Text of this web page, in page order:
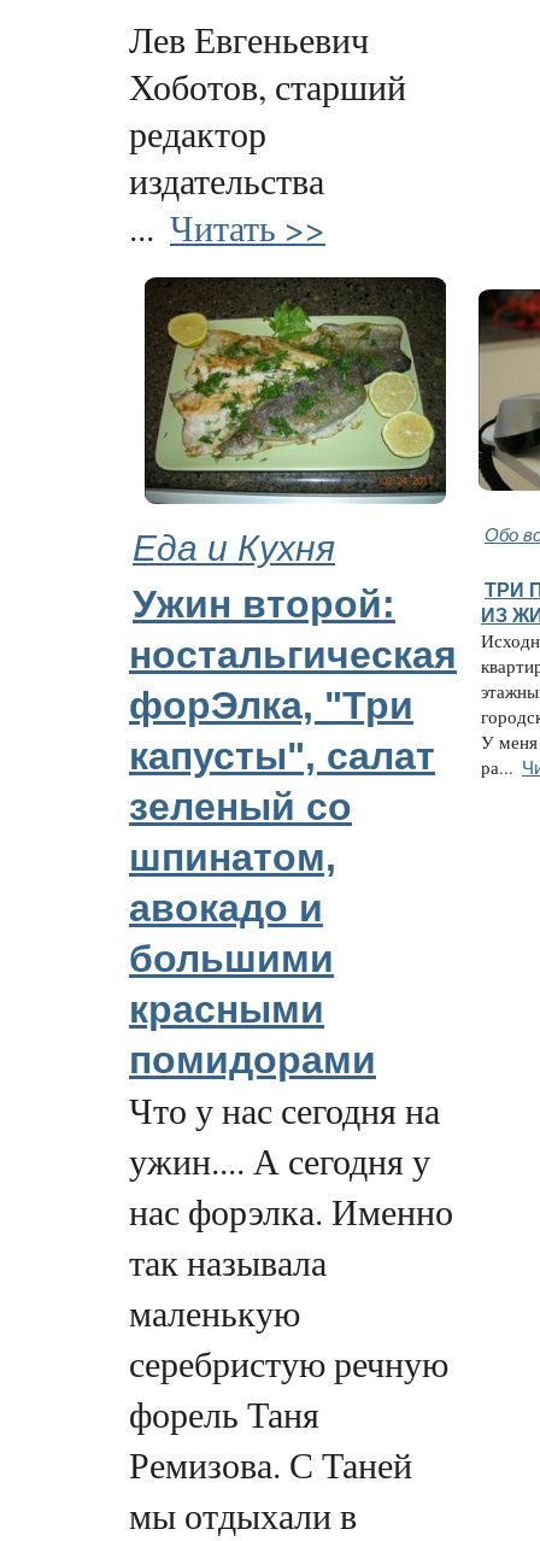
Лев Евгеньевич
Хоботов, старший
редактор
издательства
... Читать >>
Еда и Кухня Обо
Ужин второй:
ностальгическая
форЭлка, "Три
капусты", салат
зеленый со
шпинатом,
авокадо и
большими
красными
помидорами
Что у нас сегодня на
ужин.... А сегодня у
нас форэлка. Именно
так называла
маленькую
серебристую речную
форель Таня
Ремизова. С Таней
мы отдыхали в
ТРИ
ИЗ
У меня
ра...